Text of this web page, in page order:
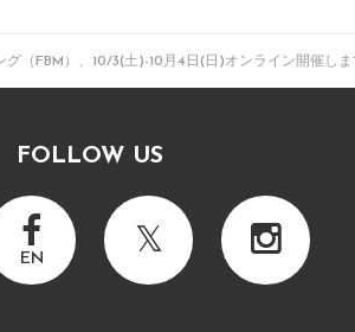
（FBM）、10/3(土)-10月4日(日)オンライン開催し
FOLLOW US
EN